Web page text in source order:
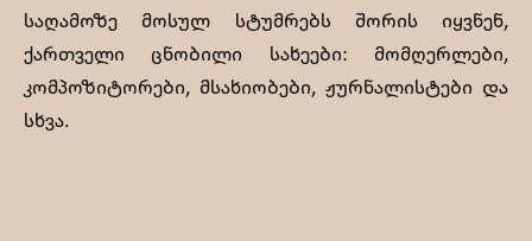
საღამოზე მოსულ სტუმრებს შორის იყვნენ,
ქართველი ცნობილი სახეები: მომღერლები,
კომპოზიტორები, მსახიობები, ჟურნალისტები და
სხვა.